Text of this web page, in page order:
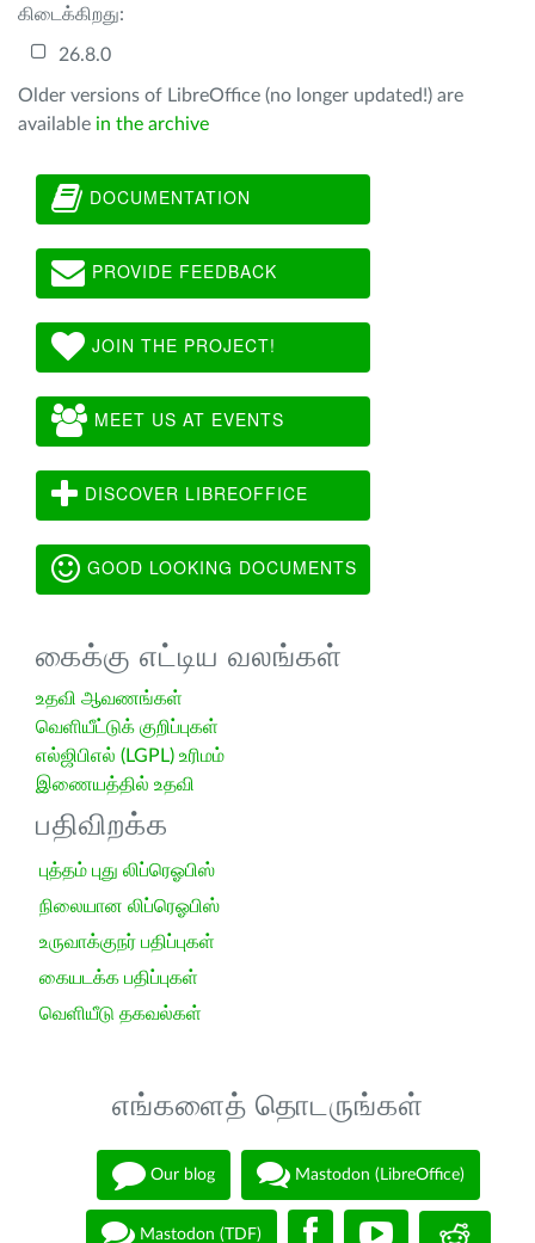
கிடைக்கிறது:
26.8.0
Older versions of LibreOffice (no longer updated!) are
available in the archive
DOCUMENTATION
PROVIDE FEEDBACK
JOIN THE PROJECT!
MEET US AT EVENTS
DISCOVER LIBREOFFICE
GOOD LOOKING DOCUMENTS
கைக்கு எட்டிய வலங்கள்
உதவி ஆவணங்கள்
வெளியீட்டுக் குறிப்புகள்
எல்ஜிபிஎல் (LGPL) உரிமம்
இணையத்தில் உதவி
பதிவிறக்க
புத்தம் புது லிப்ரெஓபிஸ்
நிலையான லிப்ரெஓபிஸ்
உருவாக்குநர் பதிப்புகள்
கையடக்க பதிப்புகள்
வெளியீடு தகவல்கள்
எங்களைத் தொடருங்கள்
Our blog Mastodon (LibreOffice)
Mastodon (TDF)